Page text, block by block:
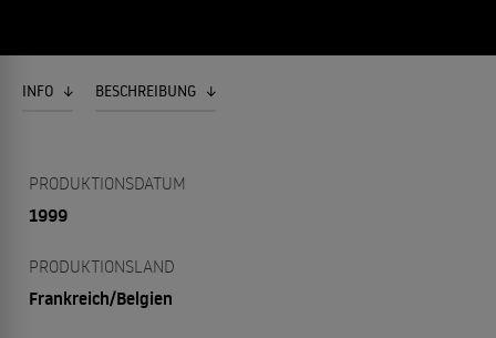
INFO BESCHREIBUNG
PRODUKTIONSDATUM
1999
PRODUKTIONSLAND
Frankreich/Belgien